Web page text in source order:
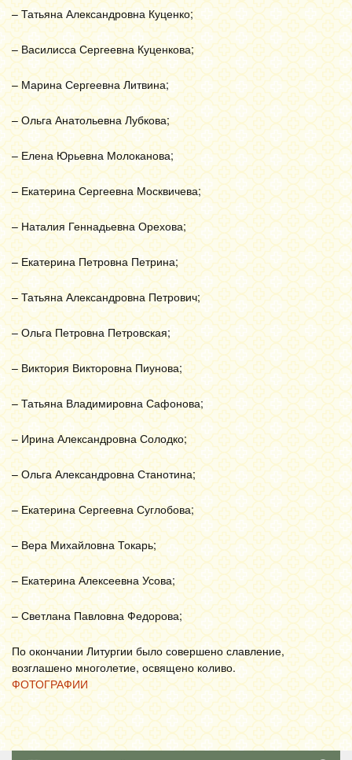
– Татьяна Александровна Куценко;
– Василисса Сергеевна Куценкова;
– Марина Сергеевна Литвина;
– Ольга Анатольевна Лубкова;
– Елена Юрьевна Молоканова;
– Екатерина Сергеевна Москвичева;
– Наталия Геннадьевна Орехова;
– Екатерина Петровна Петрина;
– Татьяна Александровна Петрович;
– Ольга Петровна Петровская;
– Виктория Викторовна Пиунова;
– Татьяна Владимировна Сафонова;
– Ирина Александровна Солодко;
– Ольга Александровна Станотина;
– Екатерина Сергеевна Суглобова;
– Вера Михайловна Токарь;
– Екатерина Алексеевна Усова;
– Светлана Павловна Федорова;
По окончании Литургии было совершено славление,
возглашено многолетие, освящено коливо.
ФОТОГРАФИИ